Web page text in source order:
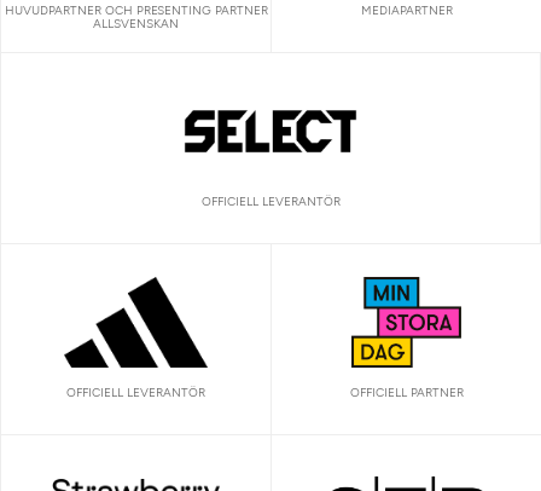
HUVUDPARTNER OCH PRESENTING PARTNER
ALLSVENSKAN
MEDIAPARTNER
OFFICIELL LEVERANTÖR
OFFICIELL LEVERANTÖR OFFICIELL PARTNER